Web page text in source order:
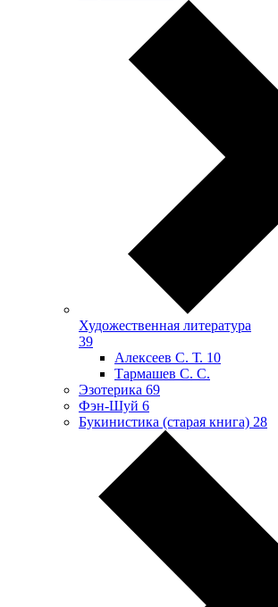
Художественная литература
39
Алексеев С. Т. 10
Тармашев С. С.
Эзотерика 69
Фэн-Шуй 6
Букинистика (старая книга) 28